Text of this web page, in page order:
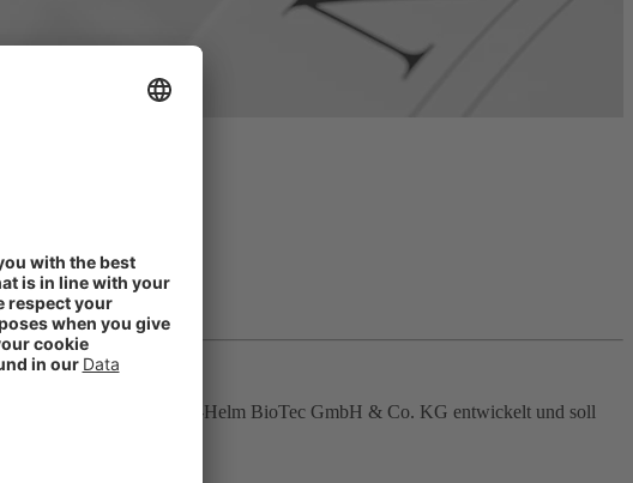
wird von der Richter-Helm BioTec GmbH & Co. KG entwickelt und soll